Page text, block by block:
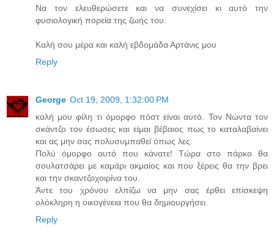
Να τον ελευθερώσετε και να συνεχίσει κι αυτό την
φυσιολογική πορεία της ζωής του.
Καλή σου μέρα και καλή εβδομάδα Αρτάνις μου
Reply
George Oct 19, 2009, 1:32:00 PM
καλή μου φίλη τι όμορφο πόστ είναι αυτό. Τον Νώντα τον
σκάντζο τον έσωσες και είμαι βέβαιος πως το καταλαβαίνει
και ας μην σας πολυσυμπαθεί όπως λες.
Πολύ όμορφο αυτό που κάνατε! Τώρα στο πάρκο θα
σουλατσάρει με καμάρι ακμαίος και που ξέρεις θα την βρει
και την σκαντζοχοιρίνα του.
Άντε του χρόνου ελπίζω να μην σας έρθει επίσκεψη
ολόκληρη η οικογένεια που θα δημιουργήσει.
Reply